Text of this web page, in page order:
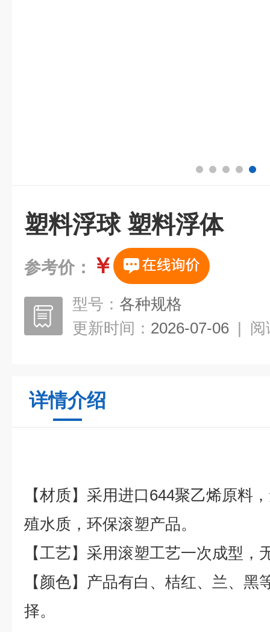
塑料浮球 塑料浮体
参考价： ￥
型号： 各种规格
更新时间： 2026-07-06 | 阅
详情介绍
【材质】采用进口644聚乙烯原料
殖水质，环保滚塑产品。
【工艺】采用滚塑工艺一次成型，
【颜色】产品有白、桔红、兰、黑
择。